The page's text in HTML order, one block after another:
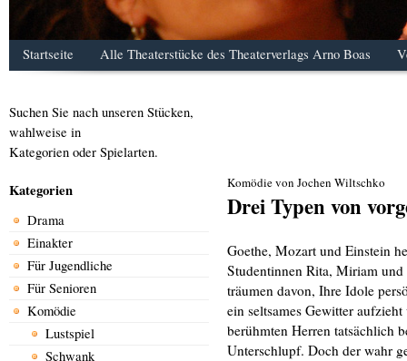
Startseite Alle Theaterstücke des Theaterverlags Arno Boas
Suchen Sie nach unseren Stücken,
wahlweise in
Kategorien oder Spielarten.
Kategorien
Drama
Einakter
Für Jugendliche
Für Senioren
Komödie
Lustspiel
Schwank
Komödie von Jochen Wiltschko
Drei Typen von
Goethe, Mozart und Einstein
Studentinnen Rita, Miriam
träumen davon, Ihre Idole
ein seltsames Gewitter
berühmten Herren tatsächlich
Unterschlupf. Doch der wahr